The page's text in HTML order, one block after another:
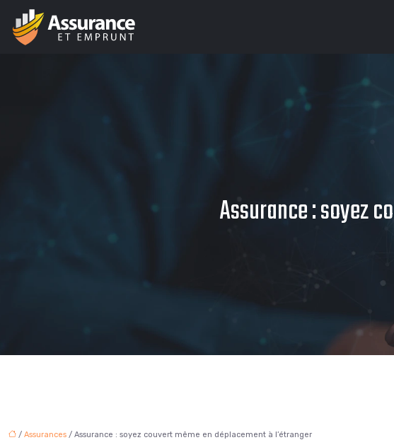
Assurance : soyez
/ Assurances / Assurance : soyez couvert même en déplacement à l’étranger